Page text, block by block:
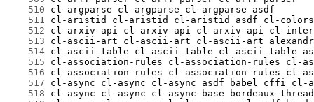
    510
    511
    512
    513
    514
    515
    516
    517
    518